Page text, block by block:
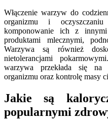
Włączenie warzyw do
organizmu i
komponowanie ich z
produktami mlecznymi,
Warzywa są również
nietolerancjami
warzywa przekłada się na
organizmu oraz kontrolę masy
Jakie są
popularnymi